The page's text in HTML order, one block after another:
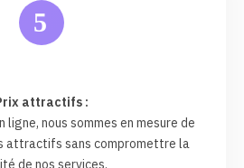
5
attractifs :
ligne, nous sommes en mesure de
attractifs sans compromettre la